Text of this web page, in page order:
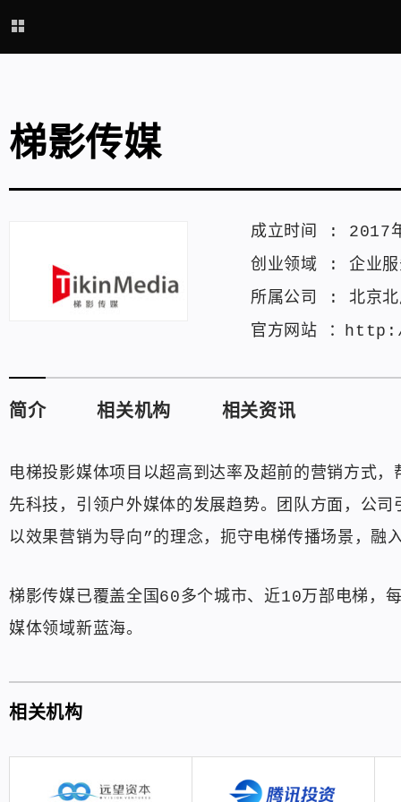
梯影传媒
成立时间 : 2017
创业领域 : 企业
所属公司 : 北京
官方网站 ：
简介 相关机构 相关资讯
电梯投影媒体项目以超高到达率及超前的营销方式
先科技，引领户外媒体的发展趋势。团队方面，公
以效果营销为导向”的理念，扼守电梯传播场景，融
梯影传媒已覆盖全国60多个城市、近10万部电梯，
媒体领域新蓝海。
相关机构